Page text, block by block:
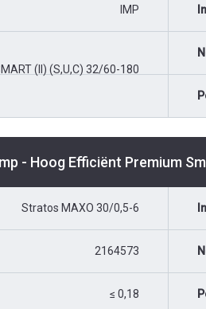
IMP
(II) (S,U,C) 32/60-180
- Hoog Efficiënt Premium
Stratos MAXO 30/0,5-6
2164573
≤ 0,18